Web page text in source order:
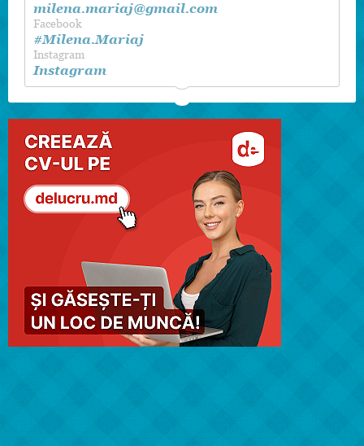
milena.mariaj@gmail.com
Facebook
#Milena.Mariaj
Instagram
Instagram